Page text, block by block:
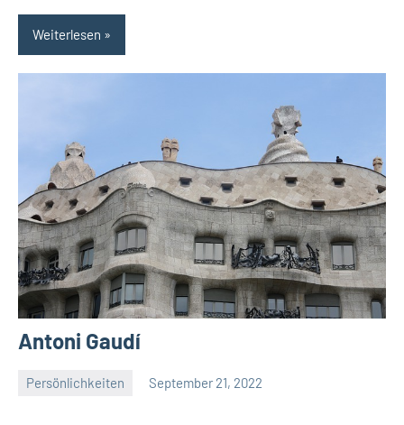
Weiterlesen
Antoni Gaudí
Persönlichkeiten September 21, 2022